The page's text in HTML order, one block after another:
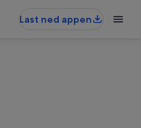
Last ned appen